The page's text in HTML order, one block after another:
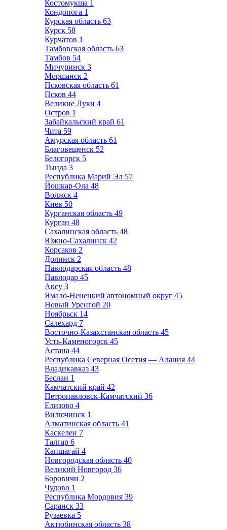
Костомукша 1
Кондопога 1
Курская область 63
Курск 58
Курчатов 1
Тамбовская область 63
Тамбов 54
Мичуринск 3
Моршанск 2
Псковская область 61
Псков 44
Великие Луки 4
Остров 1
Забайкальский край 61
Чита 59
Амурская область 61
Благовещенск 52
Белогорск 5
Тында 3
Республика Марий Эл 57
Йошкар-Ола 48
Волжск 4
Киев 50
Курганская область 49
Курган 48
Сахалинская область 48
Южно-Сахалинск 42
Корсаков 2
Долинск 2
Павлодарская область 48
Павлодар 45
Аксу 3
Ямало-Ненецкий автономный округ 45
Новый Уренгой 20
Ноябрьск 14
Салехард 7
Восточно-Казахстанская область 45
Усть-Каменогорск 45
Астана 44
Республика Северная Осетия — Алания 44
Владикавказ 43
Беслан 1
Камчатский край 42
Петропавловск-Камчатский 36
Елизово 4
Вилючинск 1
Алматинская область 41
Каскелен 7
Талгар 6
Капшагай 4
Новгородская область 40
Великий Новгород 36
Боровичи 2
Чудово 1
Республика Мордовия 39
Саранск 33
Рузаевка 5
Актюбинская область 38